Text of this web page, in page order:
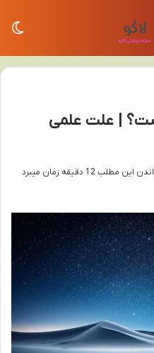
| علت علمی
این مطلب 12 دقیقه زمان میبرد